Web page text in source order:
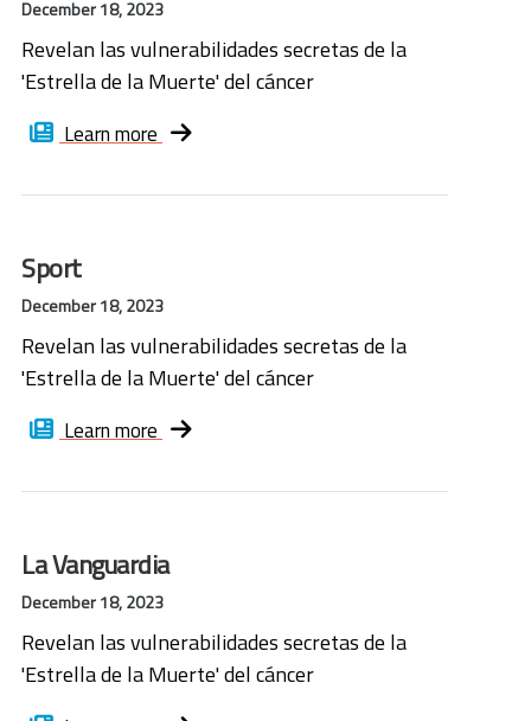
December 18, 2023
Revelan las vulnerabilidades secretas de la
'Estrella de la Muerte' del cáncer
Learn more
Sport
December 18, 2023
Revelan las vulnerabilidades secretas de la
'Estrella de la Muerte' del cáncer
Learn more
La Vanguardia
December 18, 2023
Revelan las vulnerabilidades secretas de la
'Estrella de la Muerte' del cáncer